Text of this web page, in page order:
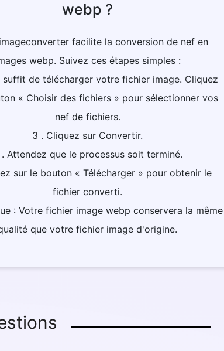
webp ?
facilite la conversion de nef en
webp. Suivez ces étapes simples :
suffit de télécharger votre fichier image. Cliquez
« Choisir des fichiers » pour sélectionner vos
nef de fichiers.
3 . Cliquez sur Convertir.
Attendez que le processus soit terminé.
sur le bouton « Télécharger » pour obtenir le
fichier converti.
: Votre fichier image webp conservera la même
que votre fichier image d'origine.